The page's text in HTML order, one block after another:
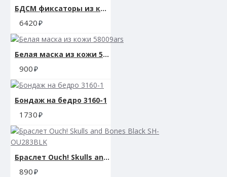
БДСМ фиксаторы из кожи 53013ars
6420
Белая маска из кожи 58009ars
900
Бондаж на бедро 3160-1
1730
Браслет Ouch! Skulls and Bones Black SH-OU283BLK
890